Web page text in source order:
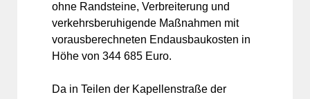
ohne Randsteine, Verbreiterung und
verkehrsberuhigende Maßnahmen mit
vorausberechneten Endausbaukosten in
Höhe von 344 685 Euro.
Da in Teilen der Kapellenstraße der